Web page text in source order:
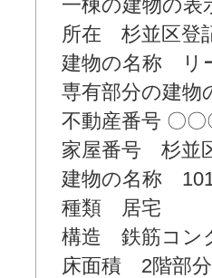
一棟の建物の表
所在 杉並区登
建物の名称 リ
専有部分の建物
不動産番号 〇〇
家屋番号 杉並
建物の名称
種類 居宅
構造 鉄筋コン
床面積 2階部